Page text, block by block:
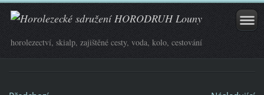
horolezectví, skialp, zajištěné cesty, voda, kolo, cestování